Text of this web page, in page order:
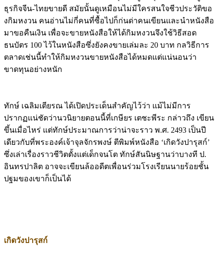
งกิมหงวน คนอ่านไม่กี่คนที่ซื้อไปก็ก่นด่าคนเขียนและนำหนังสือ
มาขอคืนเงิน เพื่อจะขายหนังสือให้ได้กิมหงวนจึงใช้วิธีสอด
ธนบัตร 100 ไว้ในหนังสือซึ่งยังคงขายเล่มละ 20 บาท กลวิธีการ
ตลาดเช่นนี้ทำให้กิมหงวนขายหนังสือได้หมดแต่แน่นอนว่า
ขาดทุนอย่างหนัก
ปรากฏแน่ชัดว่านวนิยายตอนนี้ที่เกษียร เตชะพีระ กล่าวถึง เขียน
ขึ้นเมื่อไหร่ แต่ทักษ์ประมาณการว่าน่าจะราว พ.ศ. 2493 เป็นปี
เดียวกับที่พระองค์เจ้าจุลจักรพงษ์ ตีพิมพ์หนังสือ ‘เกิดวังปารุสก์’
ซึ่งเล่าเรื่องราวชีวิตตั้งแต่เด็กจนโต ทักษ์สันนิษฐานว่าบางที ป.
อินทรปาลิต อาจจะเขียนล้ออดีตเพื่อนร่วมโรงเรียนนายร้อยชั้น
ปฐมของเขาก็เป็นได้